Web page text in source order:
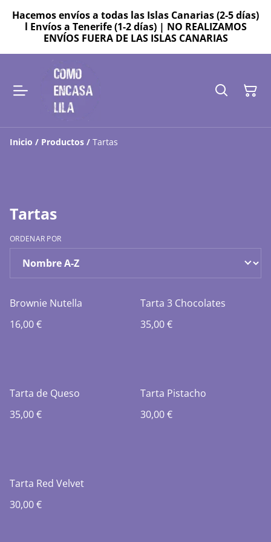
Hacemos envíos a todas las Islas Canarias (2-5 días)
l Envíos a Tenerife (1-2 días) | NO REALIZAMOS
ENVÍOS FUERA DE LAS ISLAS CANARIAS
Inicio / Productos / Tartas
Tartas
ORDENAR POR
Brownie Nutella
16,00 €
Tarta 3 Chocolates
35,00 €
Tarta de Queso
35,00 €
Tarta Pistacho
30,00 €
Tarta Red Velvet
30,00 €